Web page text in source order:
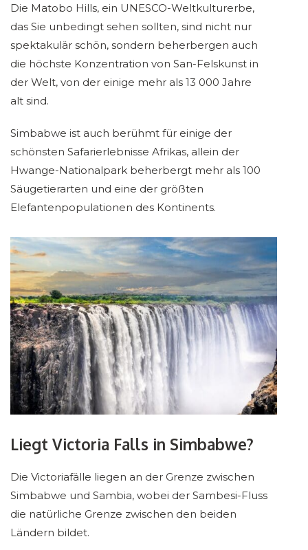
Die Matobo Hills, ein UNESCO-Weltkulturerbe,
das Sie unbedingt sehen sollten, sind nicht nur
spektakulär schön, sondern beherbergen auch
die höchste Konzentration von San-Felskunst in
der Welt, von der einige mehr als 13 000 Jahre
alt sind.
Simbabwe ist auch berühmt für einige der
schönsten Safarierlebnisse Afrikas, allein der
Hwange-Nationalpark beherbergt mehr als 100
Säugetierarten und eine der größten
Elefantenpopulationen des Kontinents.
Liegt Victoria Falls in Simbabwe?
Die Victoriafälle liegen an der Grenze zwischen
Simbabwe und Sambia, wobei der Sambesi-Fluss
die natürliche Grenze zwischen den beiden
Ländern bildet.